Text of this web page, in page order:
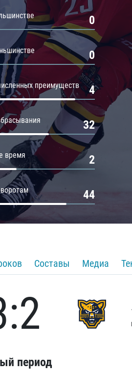
0
0
преимуществ 4
32
время 2
44
Составы Медиа
период